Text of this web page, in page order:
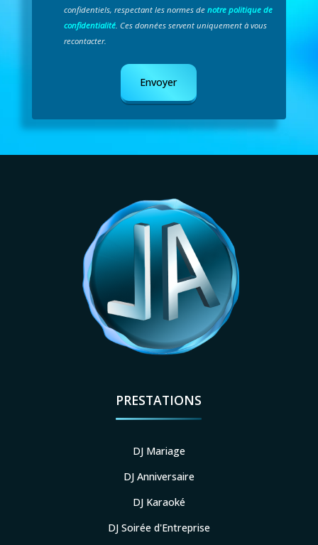
confidentiels, respectant les normes denotre politique de
confidentialité . Ces données servent uniquement à vous
recontacter.
Envoyer
PRESTATIONS
DJ Mariage
DJ Anniversaire
DJ Karaoké
DJ Soirée d'Entreprise